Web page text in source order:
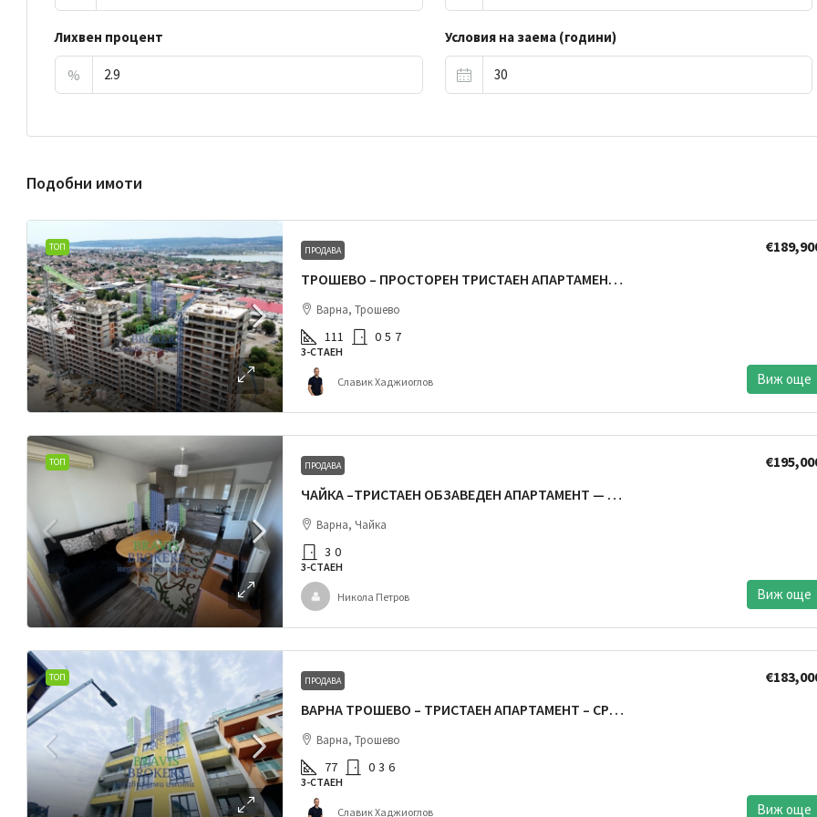
Лихвен процент
%
Условия на заема (години)
Подобни имоти
ТОП ПРОДАВА
ТРОШЕВО – ПРОСТОРЕН ТРИСТАЕН АПАРТАМЕНТ – ВСЕКИДНЕВНА 30кв.м – ЛУКСОЗНА СГРАДА — СРЕДЕН ЕТАЖ – ПАНОРАМА
Варна, Трошево
111 0 5 7
3-СТАЕН
Виж още
Славик Хаджиоглов
ТОП ПРОДАВА
ЧАЙКА –ТРИСТАЕН ОБЗАВЕДЕН АПАРТАМЕНТ — НАПЪЛНО ОБОРУДВАН – ГОТОВ ЗА ЖИВЕЕНЕ
Варна, Чайка
3 0
3-СТАЕН
Виж още
Никола Петров
ТОП ПРОДАВА
ВАРНА ТРОШЕВО – ТРИСТАЕН АПАРТАМЕНТ – СРЕДЕН ЕТАЖ – ГАРАЖ В ЦЕНАТА – ОТЛИЧНА ЛОКАЦИЯ
Варна, Трошево
77 0 3 6
3-СТАЕН
Виж още
Славик Хаджиоглов